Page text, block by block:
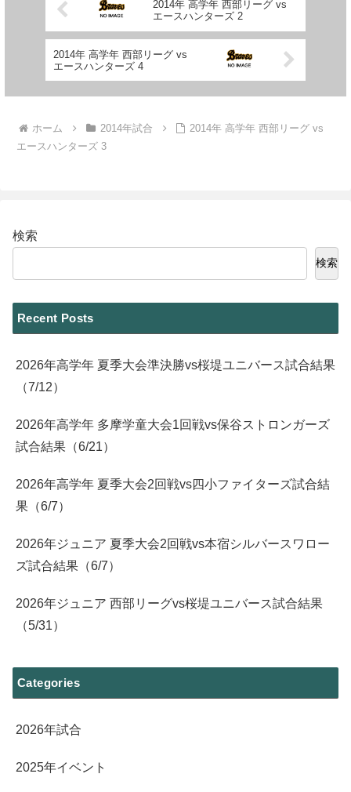
2014年 高学年 西部リーグ vs
エースハンターズ 2
2014年 高学年 西部リーグ vs
エースハンターズ 4
ホーム 2014年試合
2014年 高学年 西部リーグ vs
エースハンターズ 3
検索
検索
Recent Posts
2026年高学年 夏季大会準決勝vs桜堤ユニバース試合結果
（7/12）
2026年高学年 多摩学童大会1回戦vs保谷ストロンガーズ
試合結果（6/21）
2026年高学年 夏季大会2回戦vs四小ファイターズ試合結
果（6/7）
2026年ジュニア 夏季大会2回戦vs本宿シルバースワロー
ズ試合結果（6/7）
2026年ジュニア 西部リーグvs桜堤ユニバース試合結果
（5/31）
Categories
2026年試合
2025年イベント